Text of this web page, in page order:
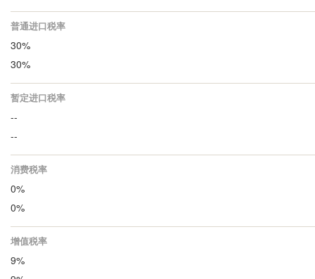
普通进口税率
30%
30%
暂定进口税率
--
--
消费税率
0%
0%
增值税率
9%